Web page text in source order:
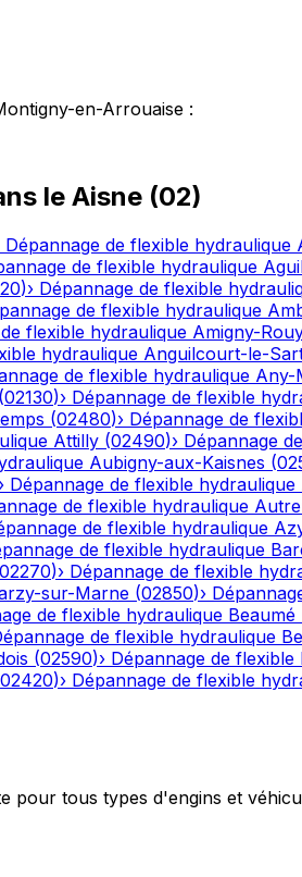
en-Arrouaise :
le Aisne (02)
Dépannage de flexible hydraulique
de flexible hydraulique
)› Dépannage de flexible
de flexible hydraulique
flexible hydraulique Amigny-
hydraulique Anguilcourt-le-
de flexible hydraulique Any-
(02130)› Dépannage de flexible
(02480)› Dépannage de
Attilly (02490)› Dépannage
Aubigny-aux-Kaisnes (
› Dépannage de flexible hydraulique
de flexible hydraulique
de flexible hydraulique
de flexible hydraulique
02270)› Dépannage de flexible
sur-Marne (02850)›
de flexible hydraulique Beaumé
de flexible hydraulique
(02590)› Dépannage de flexible
02420)› Dépannage de flexible
pour tous types d'engins et